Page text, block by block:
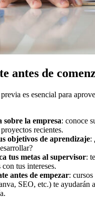
antes de
es esencial para
sobre la empresa: conoce
recientes.
objetivos de aprendizaje:
tus metas al supervisor:
con tus intereses.
antes de empezar:
SEO, etc.) te ayudarán